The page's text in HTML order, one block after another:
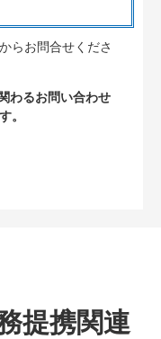
らお問合せくださ
わるお問い合わせ
。
提携関連